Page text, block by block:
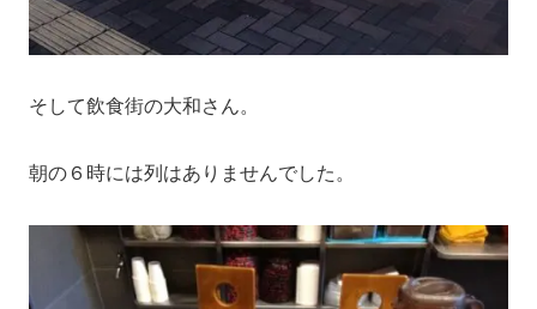
そして飲食街の大和さん。
朝の６時には列はありませんでした。